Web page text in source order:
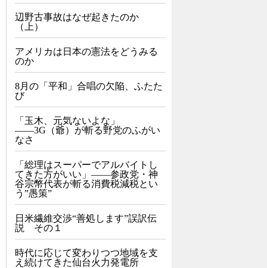
辺野古事故はなぜ起きたのか
（上）
アメリカは日本の憲法をどうみる
のか
8月の「平和」合唱の欠陥、ふたた
び
「玉木、元気ないよな」
――3G（爺）が斬る野党のふがい
なさ
「総理はスーパーでアルバイトし
てきた方がいい」――参政党・神
谷宗幣代表が斬る消費税減税とい
う”愚策”
日米繊維交渉“善処します”誤訳伝
説 その１
時代に応じて変わりつつ地域を支
え続けてきた仙台火力発電所